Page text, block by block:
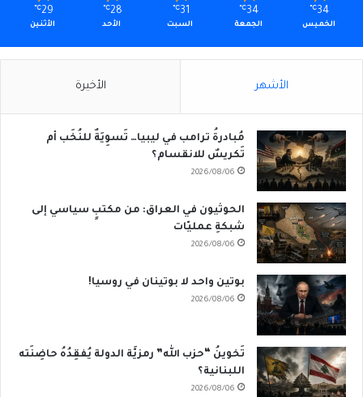
34
℃
الخميس
34
℃
الجمعة
31
℃
السبت
28
℃
الأحد
29
℃
الأثنين
الأشهر الأخيرة
مُبادرةُ ترامب في ليبيا… تَسوِيَةٌ للنُخَب أم
تَكريسٌ للانقسام؟
2026/08/06
الحوثيون في العراق: من مكتبٍ سياسي إلى
شبكةِ عمليّات
2026/08/06
بوتين واحد لا بوتينان في روسيا!
2026/08/06
تَخوينُ “حزب الله” رمزيَّة الدولة يُفقِدُهُ حاضِنَته
اللبنانية؟
2026/08/06